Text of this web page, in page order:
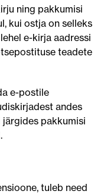
ning pakkumisi
kui ostja on selleks
e-kirja aadressi
teadete
e-postile
andes
pakkumisi
tuleb need